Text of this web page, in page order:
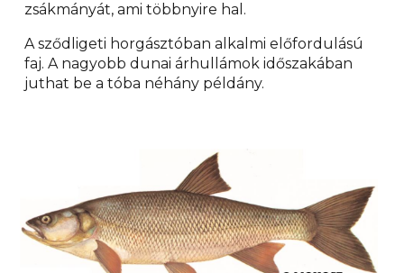
zsákmányát, ami többnyire hal.
A sződligeti horgásztóban alkalmi előfordulású
faj. A nagyobb dunai árhullámok időszakában
juthat be a tóba néhány példány.